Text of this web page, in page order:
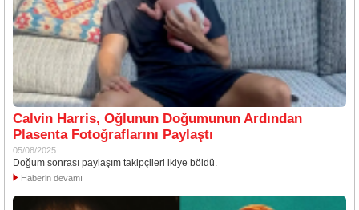
Calvin Harris, Oğlunun Doğumunun Ardından
Plasenta Fotoğraflarını Paylaştı
05/08/2025
Doğum sonrası paylaşım takipçileri ikiye böldü.
Haberin devamı